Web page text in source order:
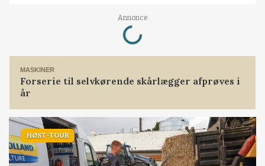
Annonce
Loading...
MASKINER
Forserie til selvkørende skårlægger afprøves i
år
HØST-TOUR